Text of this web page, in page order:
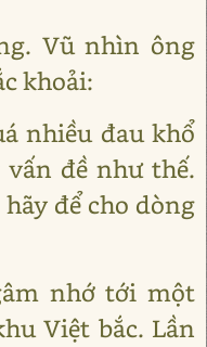
Vũ nhìn ông
khoải:
nhiều đau khổ
đề như thế.
để cho dòng
nhớ tới một
Việt bắc. Lần